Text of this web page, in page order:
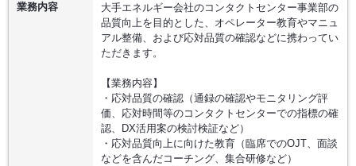
業務内容
大手エネルギー会社のコンタクトセンター事業部の
品質向上を目的とした、オペレーター教育やマニュ
アル整備、および応対品質の確認などに携わってい
ただきます。
【業務内容】
・応対品質の確認（通録の確認やモニタリング評
価、応対時間等のコンタクトセンターでの指標の確
認、DX活用案の検討検証など）
・応対品質向上に向けた教育（臨席でのOJT、面談
などを含んだコーチング、集合研修など）